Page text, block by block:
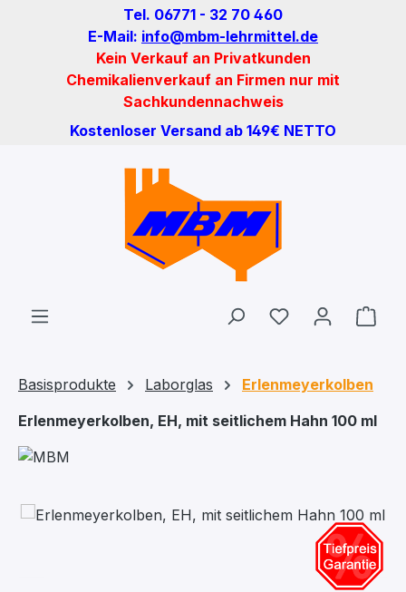
Zum Hauptinhalt springenTel. 06771 - 32 70 460
E-Mail: info@mbm-lehrmittel.de
Kein Verkauf an Privatkunden
Chemikalienverkauf an Firmen nur mit
Sachkundennachweis
Kostenloser Versand ab 149€ NETTO
Du hast 0
Basisprodukte Laborglas
Erlenmeyerkolben
Erlenmeyerkolben, EH, mit seitlichem Hahn 100 ml
Bildergalerie überspringen